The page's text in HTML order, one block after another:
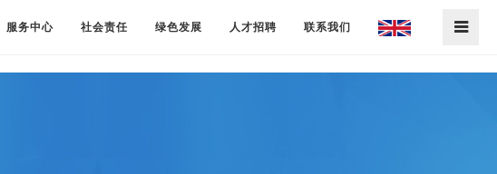
服务中心 社会责任 绿色发展 人才招聘 联系我们